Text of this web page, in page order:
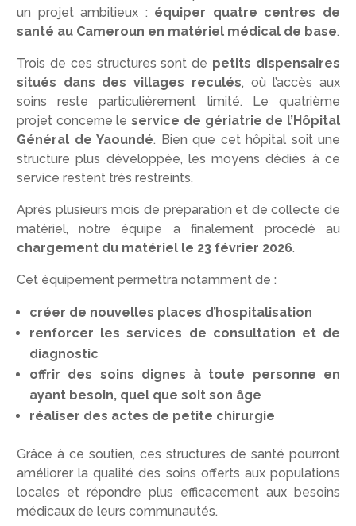
un projet ambitieux : équiper quatre centres de
santé au Cameroun en matériel médical de base.
Trois de ces structures sont de petits dispensaires
situés dans des villages reculés, où l’accès aux
soins reste particulièrement limité. Le quatrième
projet concerne leservice de gériatrie de l’Hôpital
Général de Yaoundé. Bien que cet hôpital soit une
structure plus développée, les moyens dédiés à ce
service restent très restreints.
Après plusieurs mois de préparation et de collecte de
matériel, notre équipe a finalement procédé au
chargement du matériel le 23 février 2026.
Cet équipement permettra notamment de :
créer de nouvelles places d’hospitalisation
renforcer les services de consultation et de
diagnostic
offrir des soins dignes à toute personne en
ayant besoin, quel que soit son âge
réaliser des actes de petite chirurgie
Grâce à ce soutien, ces structures de santé pourront
améliorer la qualité des soins offerts aux populations
locales et répondre plus efficacement aux besoins
médicaux de leurs communautés.